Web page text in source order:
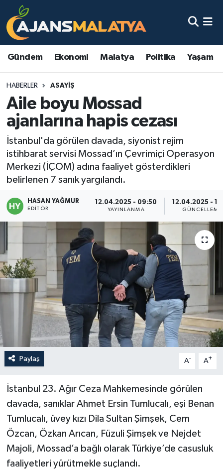
Gündem Ekonomi Malatya Politika Yaşam
HABERLER ASAYIŞ
Aile boyu Mossad
ajanlarına hapis cezası
İstanbul'da görülen davada, siyonist rejim
istihbarat servisi Mossad’ın Çevrimiçi Operasyon
Merkezi (İÇOM) adına faaliyet gösterdikleri
belirlenen 7 sanık yargılandı.
HASAN YAĞMUR
EDITÖR
12.04.2025 - 09:50
YAYINLANMA
12.04.2025 -
GÜNCELLEME
Paylaş A- A+
İstanbul 23. Ağır Ceza Mahkemesinde görülen
davada, sanıklar Ahmet Ersin Tumlucalı, eşi Benan
Tumlucalı, üvey kızı Dila Sultan Şimşek, Cem
Özcan, Özkan Arıcan, Füzuli Şimşek ve Nejdet
Majoli, Mossad’a bağlı olarak Türkiye’de casusluk
faaliyetleri yürütmekle suçlandı.
Asayiş
Eğitim
Ekonomi
Gündem
Kadın
Politika
Sağlık
Spor
Teknoloji
Yaşam
Malatya Nöbetçi Eczaneler
Malatya Namaz Vakitleri
Malatya Trafik Yoğunluk Haritası
TFF 3.Lig 2.Grup Puan Durumu ve Fikstür
Tüm Manşetler